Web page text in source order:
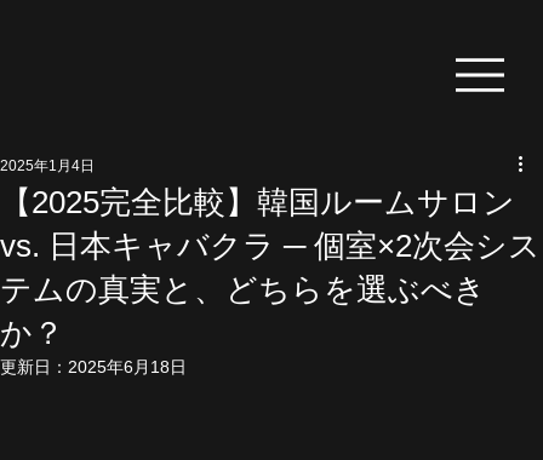
【2025完全比較】韓国ルームサロン
vs. 日本キャバクラ ─ 個室×2次会シス
テムの真実と、どちらを選ぶべき
か？
2025年1月4日
更新日： 2025年6月18日